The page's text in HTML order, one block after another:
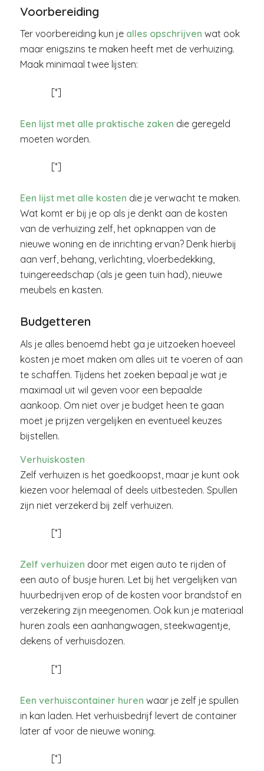
Voorbereiding
Ter voorbereiding kun je alles opschrijven wat ook
maar enigszins te maken heeft met de verhuizing.
Maak minimaal twee lijsten:
[*]
Een lijst met alle praktische zaken die geregeld
moeten worden.
[*]
Een lijst met alle kosten die je verwacht te maken.
Wat komt er bij je op als je denkt aan de kosten
van de verhuizing zelf, het opknappen van de
nieuwe woning en de inrichting ervan? Denk hierbij
aan verf, behang, verlichting, vloerbedekking,
tuingereedschap (als je geen tuin had), nieuwe
meubels en kasten.
Budgetteren
Als je alles benoemd hebt ga je uitzoeken hoeveel
kosten je moet maken om alles uit te voeren of aan
te schaffen. Tijdens het zoeken bepaal je wat je
maximaal uit wil geven voor een bepaalde
aankoop. Om niet over je budget heen te gaan
moet je prijzen vergelijken en eventueel keuzes
bijstellen.
Verhuiskosten
Zelf verhuizen is het goedkoopst, maar je kunt ook
kiezen voor helemaal of deels uitbesteden. Spullen
zijn niet verzekerd bij zelf verhuizen.
[*]
Zelf verhuizen door met eigen auto te rijden of
een auto of busje huren. Let bij het vergelijken van
huurbedrijven erop of de kosten voor brandstof en
verzekering zijn meegenomen. Ook kun je materiaal
huren zoals een aanhangwagen, steekwagentje,
dekens of verhuisdozen.
[*]
Een verhuiscontainer huren waar je zelf je spullen
in kan laden. Het verhuisbedrijf levert de container
later af voor de nieuwe woning.
[*]